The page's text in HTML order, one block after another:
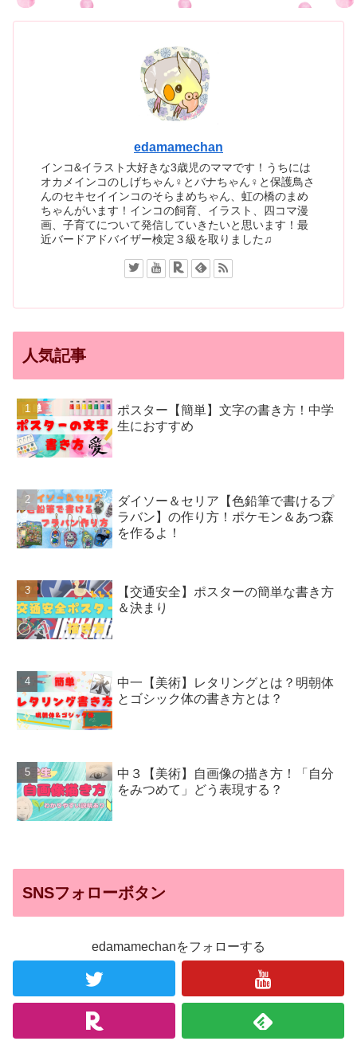
edamamechan
インコ&イラスト大好きな3歳児のママです！うちには
オカメインコのしげちゃん♀とバナちゃん♀と保護鳥さ
んのセキセイインコのそらまめちゃん、虹の橋のまめ
ちゃんがいます！インコの飼育、イラスト、四コマ漫
画、子育てについて発信していきたいと思います！最
近バードアドバイザー検定３級を取りました♫
人気記事
ポスター【簡単】文字の書き方！中学
生におすすめ
ダイソー＆セリア【色鉛筆で書けるプ
ラバン】の作り方！ポケモン＆あつ森
を作るよ！
【交通安全】ポスターの簡単な書き方
＆決まり
中一【美術】レタリングとは？明朝体
とゴシック体の書き方とは？
中３【美術】自画像の描き方！「自分
をみつめて」どう表現する？
SNSフォローボタン
edamamechanをフォローする